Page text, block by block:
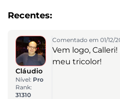
Recentes:
Cláudio
Nível: Pro
Rank:
31310
Comentado em 01/12/
Vem logo,
meu tricolor!